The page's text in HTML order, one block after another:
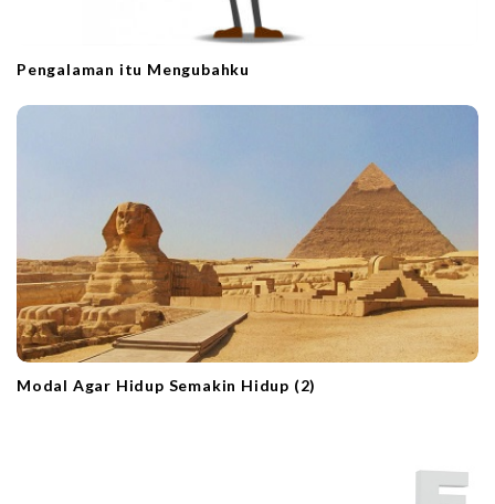
Pengalaman itu Mengubahku
Modal Agar Hidup Semakin Hidup (2)